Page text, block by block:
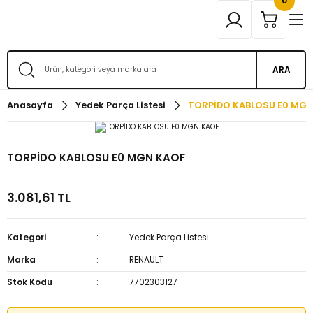
ARA
Anasayfa Yedek Parça Listesi TORPİDO KABLOSU E0
TORPİDO KABLOSU E0 MGN KAOF
3.081,61 TL
Kategori
Yedek Parça Listesi
Marka
RENAULT
Stok Kodu
7702303127